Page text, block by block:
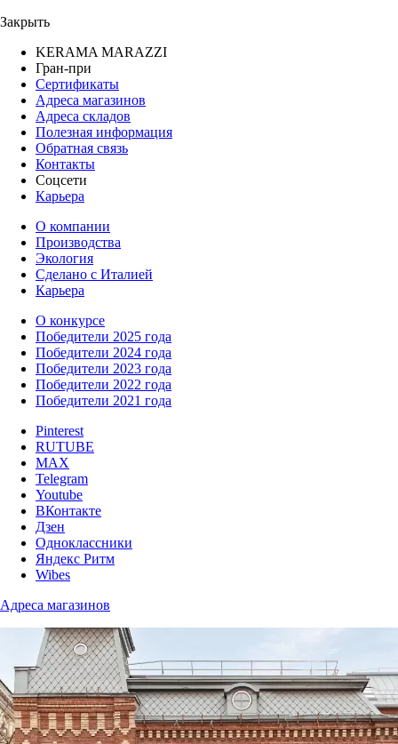
Закрыть
KERAMA MARAZZI
Гран-при
Сертификаты
Адреса магазинов
Адреса складов
Полезная информация
Обратная связь
Контакты
Соцсети
Карьера
О компании
Производства
Экология
Сделано с Италией
Карьера
О конкурсе
Победители 2025 года
Победители 2024 года
Победители 2023 года
Победители 2022 года
Победители 2021 года
Pinterest
RUTUBE
MAX
Telegram
Youtube
ВКонтакте
Дзен
Одноклассники
Яндекс Ритм
Wibes
Адреса магазинов